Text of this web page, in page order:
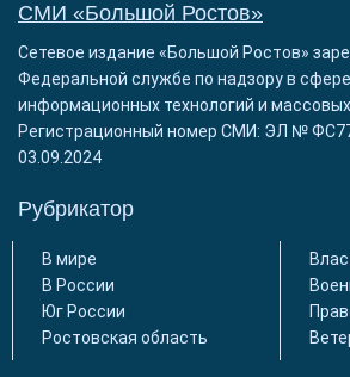
СМИ «Большой Ростов»
Сетевое издание «Большой Ростов»
Федеральной службе по надзору в
информационных технологий и
Регистрационный номер СМИ: ЭЛ №
03.09.2024
Рубрикатор
В мире
В России
Юг России
Ростовская область